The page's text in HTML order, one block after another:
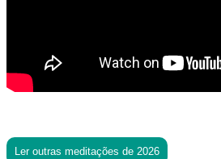
Ler outras meditações de 2026